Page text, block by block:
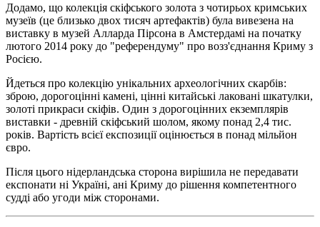
Додамо, що колекція скіфського золота з чотирьох кримських
музеїв (це близько двох тисяч артефактів) була вивезена на
виставку в музей Алларда Пірсона в Амстердамі на початку
лютого 2014 року до "референдуму" про возз'єднання Криму з
Росією.
Йдеться про колекцію унікальних археологічних скарбів:
зброю, дорогоцінні камені, цінні китайські лаковані шкатулки,
золоті прикраси скіфів. Один з дорогоцінних екземплярів
виставки - древній скіфський шолом, якому понад 2,4 тис.
років. Вартість всієї експозиції оцінюється в понад мільйон
євро.
Після цього нідерландська сторона вирішила не передавати
експонати ні Україні, ані Криму до рішення компетентного
судді або угоди між сторонами.